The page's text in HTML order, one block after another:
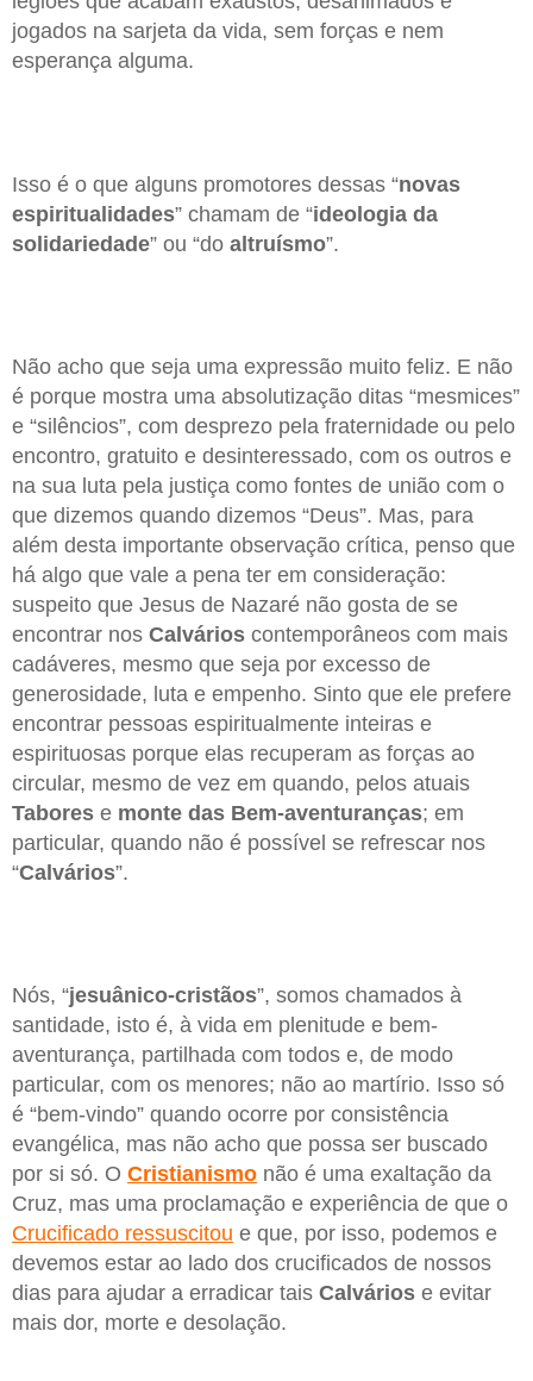
jogados na sarjeta da vida, sem forças e nem
esperança alguma.
Isso é o que alguns promotores dessas “novas
espiritualidades” chamam de “ideologia da
solidariedade” ou “do altruísmo”.
Não acho que seja uma expressão muito feliz. E não
é porque mostra uma absolutização ditas “mesmices”
e “silêncios”, com desprezo pela fraternidade ou pelo
encontro, gratuito e desinteressado, com os outros e
na sua luta pela justiça como fontes de união com o
que dizemos quando dizemos “Deus”. Mas, para
além desta importante observação crítica, penso que
há algo que vale a pena ter em consideração:
suspeito que Jesus de Nazaré não gosta de se
encontrar nos Calvários contemporâneos com mais
cadáveres, mesmo que seja por excesso de
generosidade, luta e empenho. Sinto que ele prefere
encontrar pessoas espiritualmente inteiras e
espirituosas porque elas recuperam as forças ao
circular, mesmo de vez em quando, pelos atuais
Tabores e monte das Bem-aventuranças; em
particular, quando não é possível se refrescar nos
“Calvários”.
Nós, “jesuânico-cristãos”, somos chamados à
santidade, isto é, à vida em plenitude e bem-
aventurança, partilhada com todos e, de modo
particular, com os menores; não ao martírio. Isso só
é “bem-vindo” quando ocorre por consistência
evangélica, mas não acho que possa ser buscado
por si só. O Cristianismo não é uma exaltação da
Cruz, mas uma proclamação e experiência de que o
Crucificado ressuscitou e que, por isso, podemos e
devemos estar ao lado dos crucificados de nossos
dias para ajudar a erradicar tais Calvários e evitar
mais dor, morte e desolação.